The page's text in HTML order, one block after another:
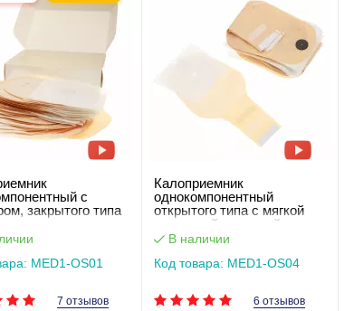
с
закрытого типа
MED1-OS01
7 отзывов
Калоприемник
однокомпонентный
открытого типа с мягкой
застежкой-липучкой
MED1-OS04
В наличии
Код товара: MED1-OS04
6 отзывов